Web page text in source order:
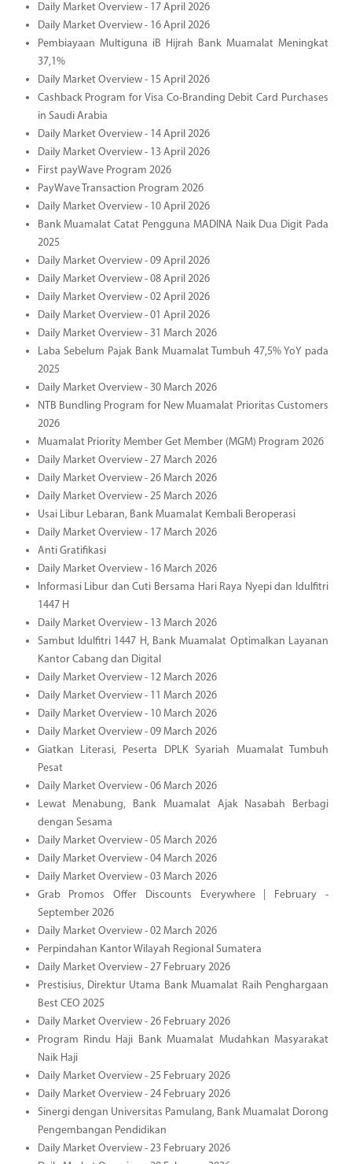
Daily Market Overview - 17 April 2026
Daily Market Overview - 16 April 2026
Pembiayaan Multiguna iB Hijrah Bank Muamalat Meningkat
37,1%
Daily Market Overview - 15 April 2026
Cashback Program for Visa Co-Branding Debit Card Purchases
in Saudi Arabia
Daily Market Overview - 14 April 2026
Daily Market Overview - 13 April 2026
First payWave Program 2026
PayWave Transaction Program 2026
Daily Market Overview - 10 April 2026
Bank Muamalat Catat Pengguna MADINA Naik Dua Digit Pada
2025
Daily Market Overview - 09 April 2026
Daily Market Overview - 08 April 2026
Daily Market Overview - 02 April 2026
Daily Market Overview - 01 April 2026
Daily Market Overview - 31 March 2026
Laba Sebelum Pajak Bank Muamalat Tumbuh 47,5% YoY pada
2025
Daily Market Overview - 30 March 2026
NTB Bundling Program for New Muamalat Prioritas Customers
2026
Muamalat Priority Member Get Member (MGM) Program 2026
Daily Market Overview - 27 March 2026
Daily Market Overview - 26 March 2026
Daily Market Overview - 25 March 2026
Usai Libur Lebaran, Bank Muamalat Kembali Beroperasi
Daily Market Overview - 17 March 2026
Anti Gratifikasi
Daily Market Overview - 16 March 2026
Informasi Libur dan Cuti Bersama Hari Raya Nyepi dan Idulfitri
1447 H
Daily Market Overview - 13 March 2026
Sambut Idulfitri 1447 H, Bank Muamalat Optimalkan Layanan
Kantor Cabang dan Digital
Daily Market Overview - 12 March 2026
Daily Market Overview - 11 March 2026
Daily Market Overview - 10 March 2026
Daily Market Overview - 09 March 2026
Giatkan Literasi, Peserta DPLK Syariah Muamalat Tumbuh
Pesat
Daily Market Overview - 06 March 2026
Lewat Menabung, Bank Muamalat Ajak Nasabah Berbagi
dengan Sesama
Daily Market Overview - 05 March 2026
Daily Market Overview - 04 March 2026
Daily Market Overview - 03 March 2026
Grab Promos Offer Discounts Everywhere | February -
September 2026
Daily Market Overview - 02 March 2026
Perpindahan Kantor Wilayah Regional Sumatera
Daily Market Overview - 27 February 2026
Prestisius, Direktur Utama Bank Muamalat Raih Penghargaan
Best CEO 2025
Daily Market Overview - 26 February 2026
Program Rindu Haji Bank Muamalat Mudahkan Masyarakat
Naik Haji
Daily Market Overview - 25 February 2026
Daily Market Overview - 24 February 2026
Sinergi dengan Universitas Pamulang, Bank Muamalat Dorong
Pengembangan Pendidikan
Daily Market Overview - 23 February 2026